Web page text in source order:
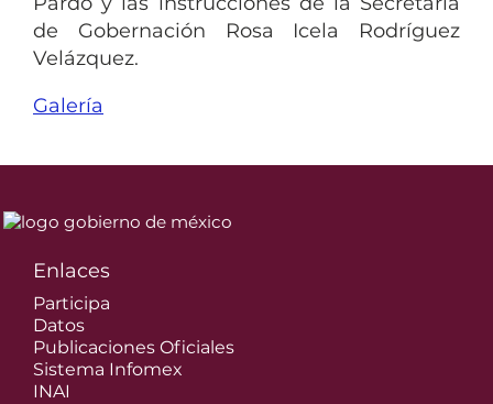
de Gobernación Rosa Icela Rodríguez
Velázquez.
Galería
Enlaces
Participa
Datos
Publicaciones Oficiales
Sistema Infomex
INAI